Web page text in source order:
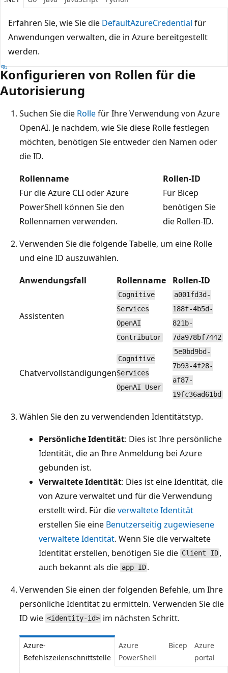
Erfahren Sie, wie Sie die DefaultAzureCredential für
Anwendungen verwalten, die in Azure bereitgestellt
werden.
Konfigurieren von Rollen für die
Autorisierung
Suchen Sie die Rollefür Ihre Verwendung von Azure
OpenAI. Je nachdem, wie Sie diese Rolle festlegen
möchten, benötigen Sie entweder den Namen oder
die ID.
Rollenname
Rollen-ID
Für die Azure CLI oder Azure
PowerShell können Sie den
Rollennamen verwenden.
Für Bicep
benötigen Sie
die Rollen-ID.
Verwenden Sie die folgende Tabelle, um eine Rolle
und eine ID auszuwählen.
Anwendungsfall
Rollenname Rollen-ID
Assistenten
Cognitive
Services
OpenAI
Contributor
a001fd3d-
188f-4b5d-
821b-
7da978bf7442
Chatvervollständigungen
Cognitive
Services
OpenAI User
5e0bd9bd-
7b93-4f28-
af87-
19fc36ad61bd
Wählen Sie den zu verwendenden Identitätstyp.
Persönliche Identität: Dies ist Ihre persönliche
Identität, die an Ihre Anmeldung bei Azure
gebunden ist.
Verwaltete Identität: Dies ist eine Identität, die
von Azure verwaltet und für die Verwendung
erstellt wird. Für dieverwaltete Identität
erstellen Sie eine Benutzerseitig zugewiesene
verwaltete Identität. Wenn Sie die verwaltete
Identität erstellen, benötigen Sie die Client ID ,
auch bekannt als die app ID .
Verwenden Sie einen der folgenden Befehle, um Ihre
persönliche Identität zu ermitteln. Verwenden Sie die
ID wie <identity-id> im nächsten Schritt.
Azure-
Befehlszeilenschnittstelle
Azure
PowerShell
Bicep
Azure
portal